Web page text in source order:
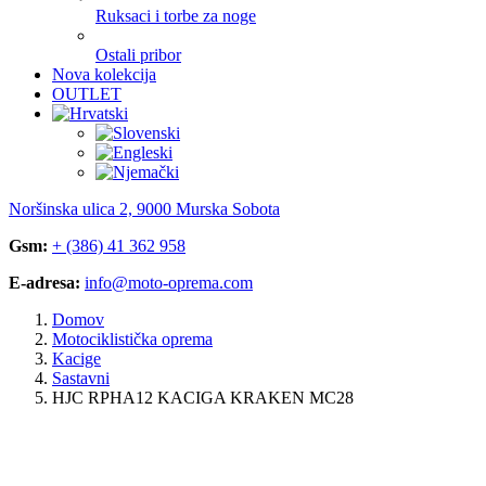
Ruksaci i torbe za noge
Ostali pribor
Nova kolekcija
OUTLET
Noršinska ulica 2, 9000 Murska Sobota
Gsm: + (386) 41 362 958
E-adresa: info@moto-oprema.com
Domov
Motociklistička oprema
Kacige
Sastavni
HJC RPHA12 KACIGA KRAKEN MC28